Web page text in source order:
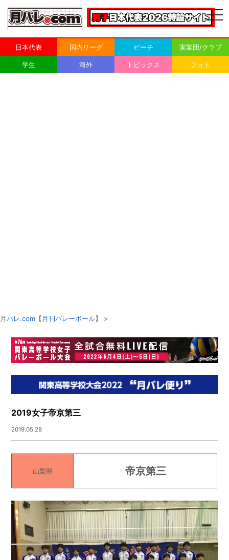
日本代表 国内リーグ ビーチ 実業団/クラブ
学生 海外 トピックス フォト
月バレ.com【月刊バレーボール】 >
2019女子帝京第三
2019.05.28
山梨県 帝京第三